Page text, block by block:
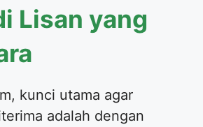
Lisan yang
kunci utama agar
adalah dengan